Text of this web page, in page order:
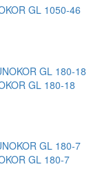
GL 1050-46
GL 180-18
GL 180-7